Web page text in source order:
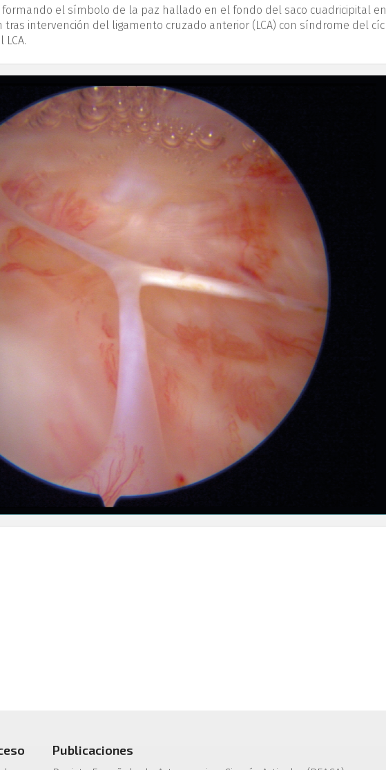
formando el símbolo de la paz hallado en el fondo del saco cuadricipital
intervención del ligamento cruzado anterior (LCA) con síndrome del
Publicaciones